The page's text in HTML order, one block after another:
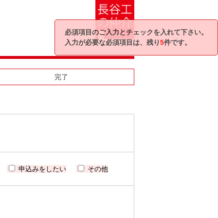
完了
申込みをしたい その他
必須項目のご入力とチェックを入れて下さい。
入力が必要な必須項目は、残り5件です。